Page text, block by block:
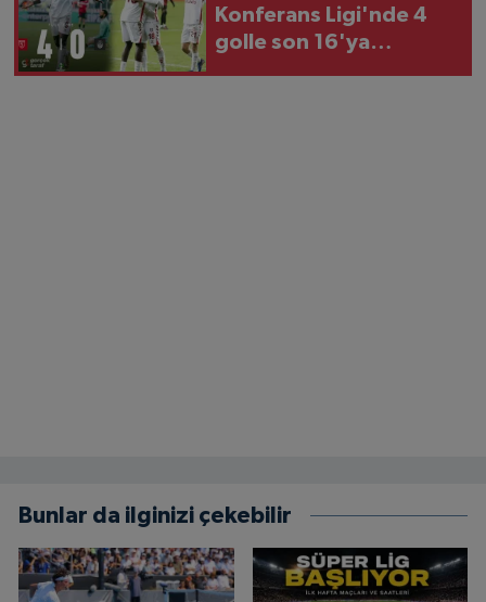
Konferans Ligi'nde 4
golle son 16'ya
Bunlar da ilginizi çekebilir